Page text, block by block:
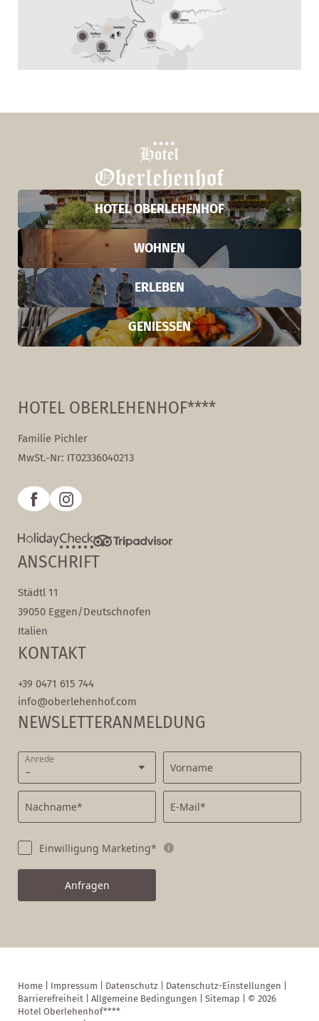
HOTEL OBERLEHENHOF
WOHNEN
ERLEBEN
GENIESSEN
HOTEL OBERLEHENHOF****
Familie Pichler
MwSt.-Nr: IT02336040213
ANSCHRIFT
Städtl 11
39050 Eggen/Deutschnofen
Italien
KONTAKT
+39 0471 615 744
info@oberlehenhof.com
NEWSLETTERANMELDUNG
Anrede
Vorname
Nachname* E-Mail*
Einwilligung Marketing*
Anfragen
Home Impressum Datenschutz Datenschutz-Einstellungen
Barrierefreiheit
Allgemeine Bedingungen Sitemap
© 2026
Hotel Oberlehenhof****